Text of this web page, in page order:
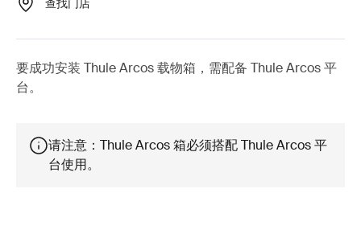
要成功安装 Thule Arcos 载物箱，需配备 Thule Arcos 平
台。
请注意：Thule Arcos 箱必须搭配 Thule Arcos 平
台使用。